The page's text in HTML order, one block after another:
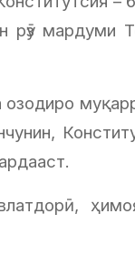
мардуми